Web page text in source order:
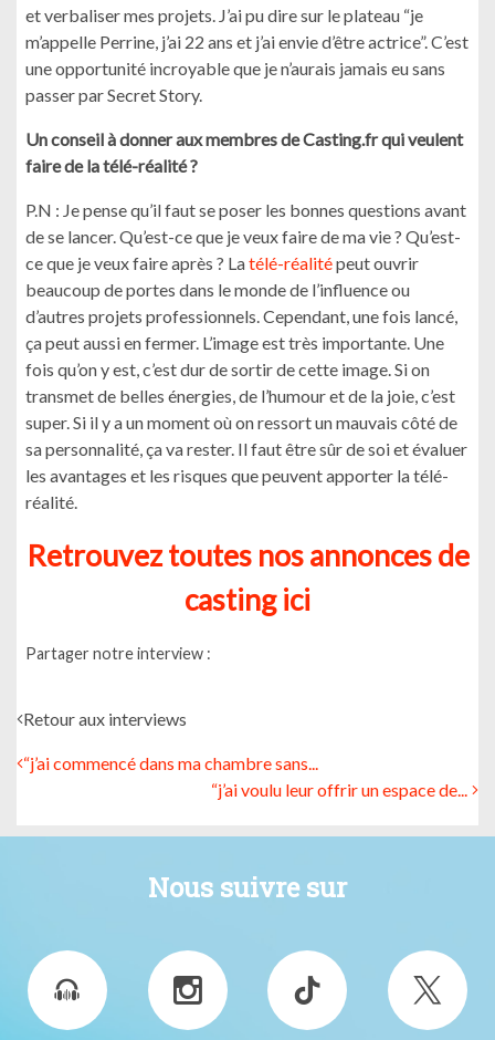
et verbaliser mes projets. J’ai pu dire sur le plateau “je
m’appelle Perrine, j’ai 22 ans et j’ai envie d’être actrice”. C’est
une opportunité incroyable que je n’aurais jamais eu sans
passer par Secret Story.
Un conseil à donner aux membres de Casting.fr qui veulent
faire de la télé-réalité ?
P.N : Je pense qu’il faut se poser les bonnes questions avant
de se lancer. Qu’est-ce que je veux faire de ma vie ? Qu’est-
ce que je veux faire après ? Latélé-réalitépeut ouvrir
beaucoup de portes dans le monde de l’influence ou
d’autres projets professionnels. Cependant, une fois lancé,
ça peut aussi en fermer. L’image est très importante. Une
fois qu’on y est, c’est dur de sortir de cette image. Si on
transmet de belles énergies, de l’humour et de la joie, c’est
super. Si il y a un moment où on ressort un mauvais côté de
sa personnalité, ça va rester. Il faut être sûr de soi et évaluer
les avantages et les risques que peuvent apporter la télé-
réalité.
Retrouvez toutes nos annonces de
casting ici
Partager notre interview :
Retour aux interviews
“j’ai commencé dans ma chambre sans...
“j’ai voulu leur offrir un espace de...
Nous suivre sur